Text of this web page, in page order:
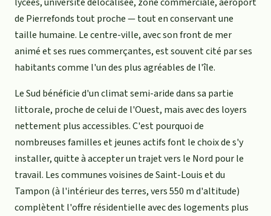
de Pierrefonds tout proche — tout en conservant une
taille humaine. Le centre-ville, avec son front de mer
animé et ses rues commerçantes, est souvent cité par ses
habitants comme l'un des plus agréables de l'île.
Le Sud bénéficie d'un climat semi-aride dans sa partie
littorale, proche de celui de l'Ouest, mais avec des loyers
nettement plus accessibles. C'est pourquoi de
nombreuses familles et jeunes actifs font le choix de s'y
installer, quitte à accepter un trajet vers le Nord pour le
travail. Les communes voisines de Saint-Louis et du
Tampon (à l'intérieur des terres, vers 550 m d'altitude)
complètent l'offre résidentielle avec des logements plus